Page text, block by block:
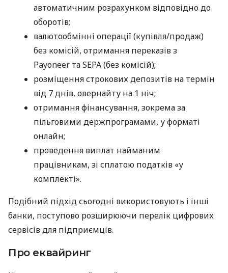
автоматичним розрахунком відповідно до
оборотів;
валютообмінні операції (купівля/продаж)
без комісій, отримання переказів з
Payoneer та SEPA (без комісій);
розміщення строкових депозитів на термін
від 7 днів, овернайту на 1 ніч;
отримання фінансування, зокрема за
пільговими держпрограмами, у форматі
онлайн;
проведення виплат найманим
працівникам, зі сплатою податків «у
комплекті».
Подібний підхід сьогодні використовують і інші
банки, поступово розширюючи перелік цифрових
сервісів для підприємців.
Про еквайринг